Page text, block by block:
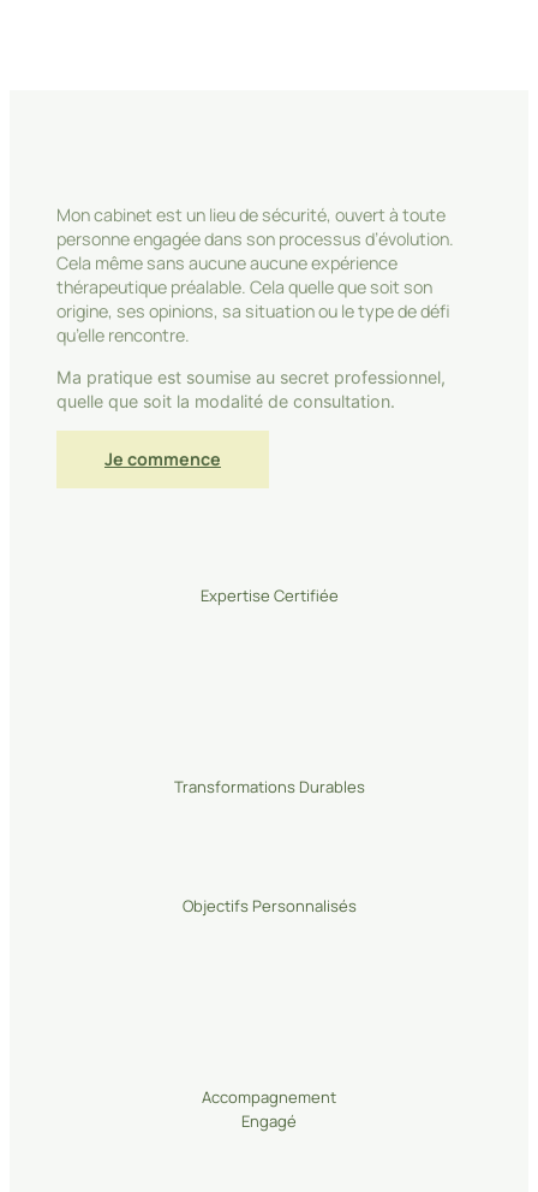
Mon cabinet est un lieu de sécurité, ouvert à toute
personne engagée dans son processus d’évolution.
Cela même sans aucune aucune expérience
thérapeutique préalable. Cela quelle que soit son
origine, ses opinions, sa situation ou le type de défi
qu’elle rencontre.
Ma pratique est soumise au secret professionnel,
quelle que soit la modalité de consultation.
Je commence
Expertise Certifiée
Transformations Durables
Objectifs Personnalisés
Accompagnement
Engagé